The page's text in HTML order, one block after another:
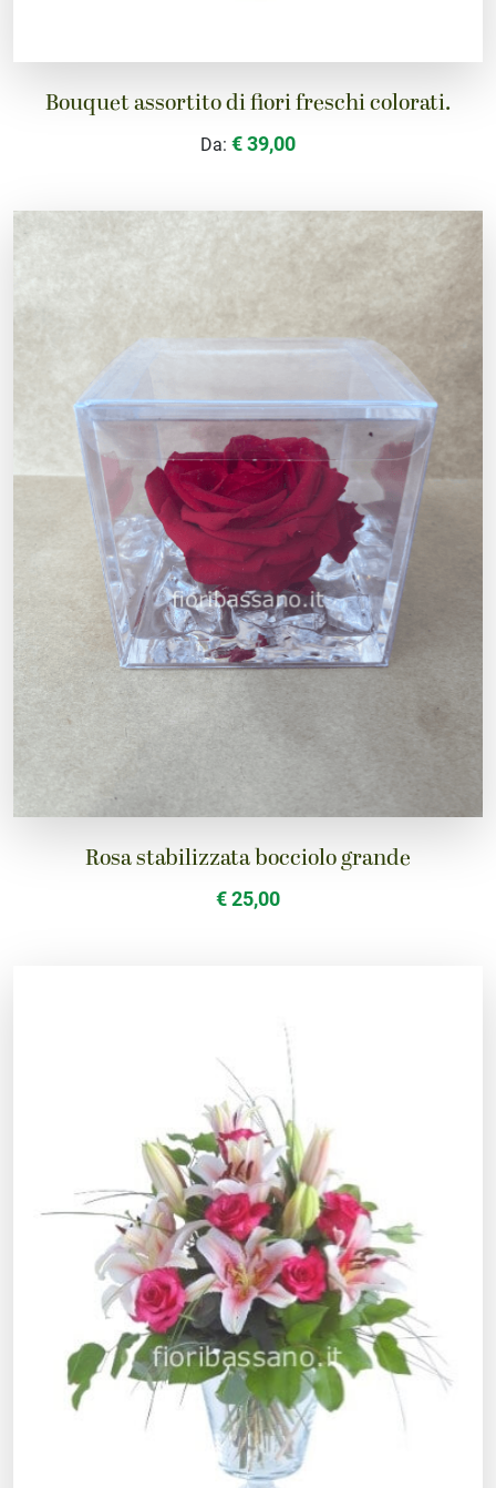
Bouquet assortito di fiori freschi colorati.
Da: € 39,00
Rosa stabilizzata bocciolo grande
€ 25,00